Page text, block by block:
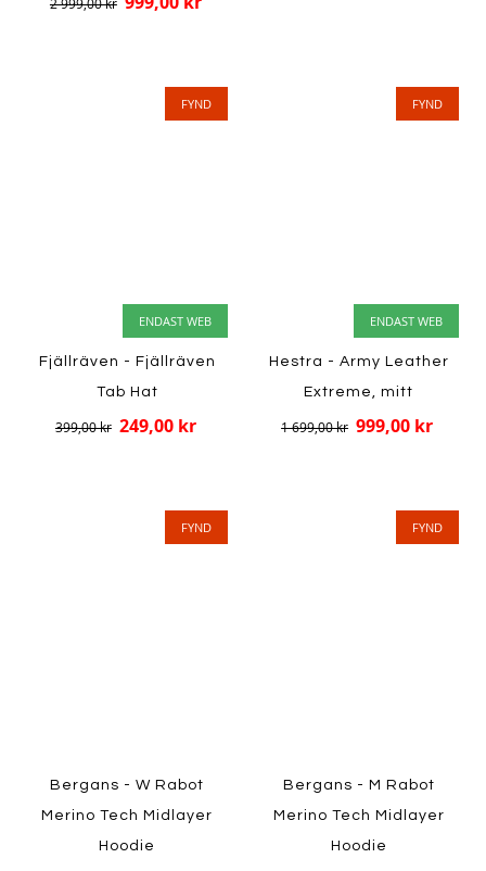
FYND
ENDAST WEB
Fjällräven - Fjällräven
Tab Hat
399,00 kr 249,00 kr
FYND
ENDAST WEB
Hestra - Army Leather
Extreme, mitt
1 699,00 kr 999,00 kr
FYND
Bergans - W Rabot
Merino Tech Midlayer
Hoodie
FYND
Bergans - M Rabot
Merino Tech Midlayer
Hoodie